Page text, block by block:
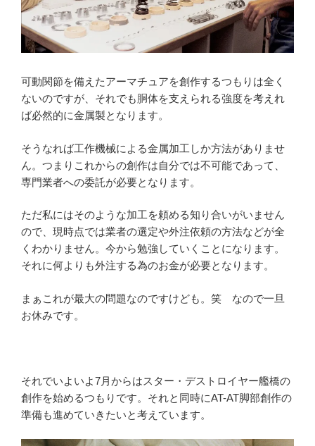
可動関節を備えたアーマチュアを創作するつもりは全く
ないのですが、それでも胴体を支えられる強度を考えれ
ば必然的に金属製となります。
そうなれば工作機械による金属加工しか方法がありませ
ん。つまりこれからの創作は自分では不可能であって、
専門業者への委託が必要となります。
ただ私にはそのような加工を頼める知り合いがいません
ので、現時点では業者の選定や外注依頼の方法などが全
くわかりません。今から勉強していくことになります。
それに何よりも外注する為のお金が必要となります。
まぁこれが最大の問題なのですけども。笑 なので一旦
お休みです。
それでいよいよ7月からはスター・デストロイヤー艦橋の
創作を始めるつもりです。それと同時にAT-AT脚部創作の
準備も進めていきたいと考えています。